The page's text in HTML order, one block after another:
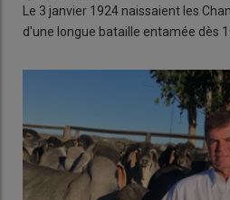
Le 3 janvier 1924 naissaient les
d'une longue bataille entamée dès